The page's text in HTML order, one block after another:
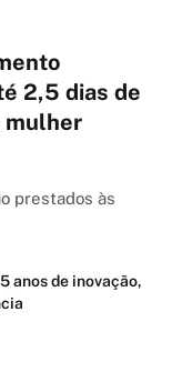
2,5 dias de
mulher
prestados às
anos de inovação,